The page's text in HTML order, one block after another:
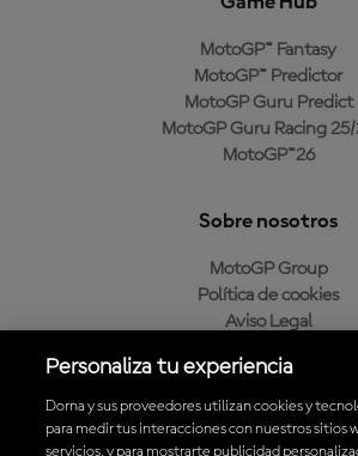
MotoGP™ Fantasy
MotoGP™ Predictor
MotoGP Guru Predict
MotoGP Guru Racing
MotoGP™26
Sobre nosotros
MotoGP Group
Política de cookies
Aviso Legal
Política de compra
Personaliza tu experiencia
Dorna y sus proveedores utilizan cookies y
para medir tus interacciones con nuestros sitios
servicios, y para mostrarte publicidad